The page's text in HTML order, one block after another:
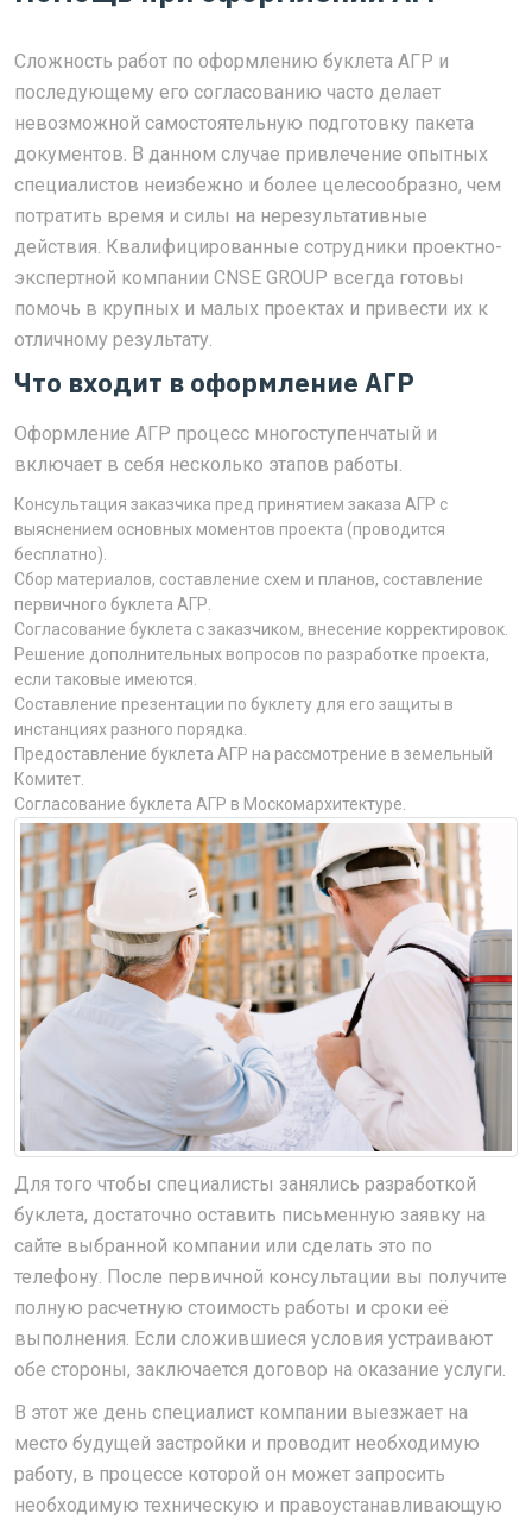
Сложность работ по оформлению буклета АГР и
последующему его согласованию часто делает
невозможной самостоятельную подготовку пакета
документов. В данном случае привлечение опытных
специалистов неизбежно и более целесообразно, чем
потратить время и силы на нерезультативные
действия. Квалифицированные сотрудники проектно-
экспертной компании CNSE GROUP всегда готовы
помочь в крупных и малых проектах и привести их к
отличному результату.
Что входит в оформление АГР
Оформление АГР процесс многоступенчатый и
включает в себя несколько этапов работы.
Консультация заказчика пред принятием заказа АГР с
выяснением основных моментов проекта (проводится
бесплатно).
Сбор материалов, составление схем и планов, составление
первичного буклета АГР.
Согласование буклета с заказчиком, внесение корректировок.
Решение дополнительных вопросов по разработке проекта,
если таковые имеются.
Составление презентации по буклету для его защиты в
инстанциях разного порядка.
Предоставление буклета АГР на рассмотрение в земельный
Комитет.
Согласование буклета АГР в Москомархитектуре.
Для того чтобы специалисты занялись разработкой
буклета, достаточно оставить письменную заявку на
сайте выбранной компании или сделать это по
телефону. После первичной консультации вы получите
полную расчетную стоимость работы и сроки её
выполнения. Если сложившиеся условия устраивают
обе стороны, заключается договор на оказание услуги.
В этот же день специалист компании выезжает на
место будущей застройки и проводит необходимую
работу, в процессе которой он может запросить
необходимую техническую и правоустанавливающую